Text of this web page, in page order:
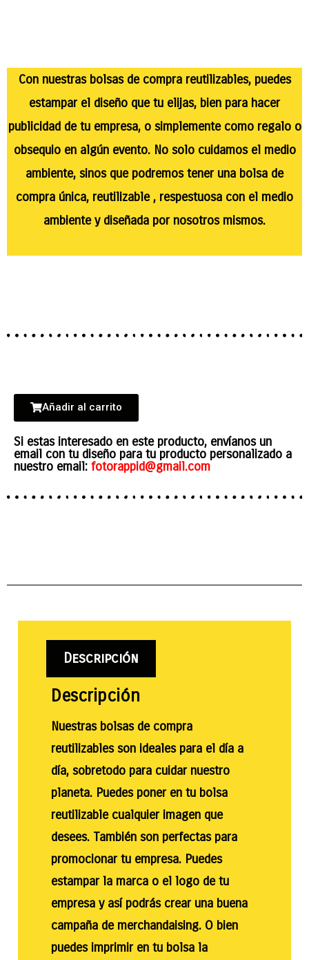
Con nuestras bolsas de compra reutilizables, puedes
estampar el diseño que tu elijas, bien para hacer
publicidad de tu empresa, o simplemente como regalo o
obsequio en algún evento. No solo cuidamos el medio
ambiente, sinos que podremos tener una bolsa de
compra única, reutilizable , respestuosa con el medio
ambiente y diseñada por nosotros mismos.
Añadir al carrito
Si estas interesado en este producto, envíanos un
email con tu diseño para tu producto personalizado a
nuestro email: fotorappid@gmail.com
Descripción
Descripción
Nuestras bolsas de compra
reutilizables son ideales para el día a
día, sobretodo para cuidar nuestro
planeta. Puedes poner en tu bolsa
reutilizable cualquier imagen que
desees. También son perfectas para
promocionar tu empresa. Puedes
estampar la marca o el logo de tu
empresa y así podrás crear una buena
campaña de merchandaising. O bien
puedes imprimir en tu bolsa la